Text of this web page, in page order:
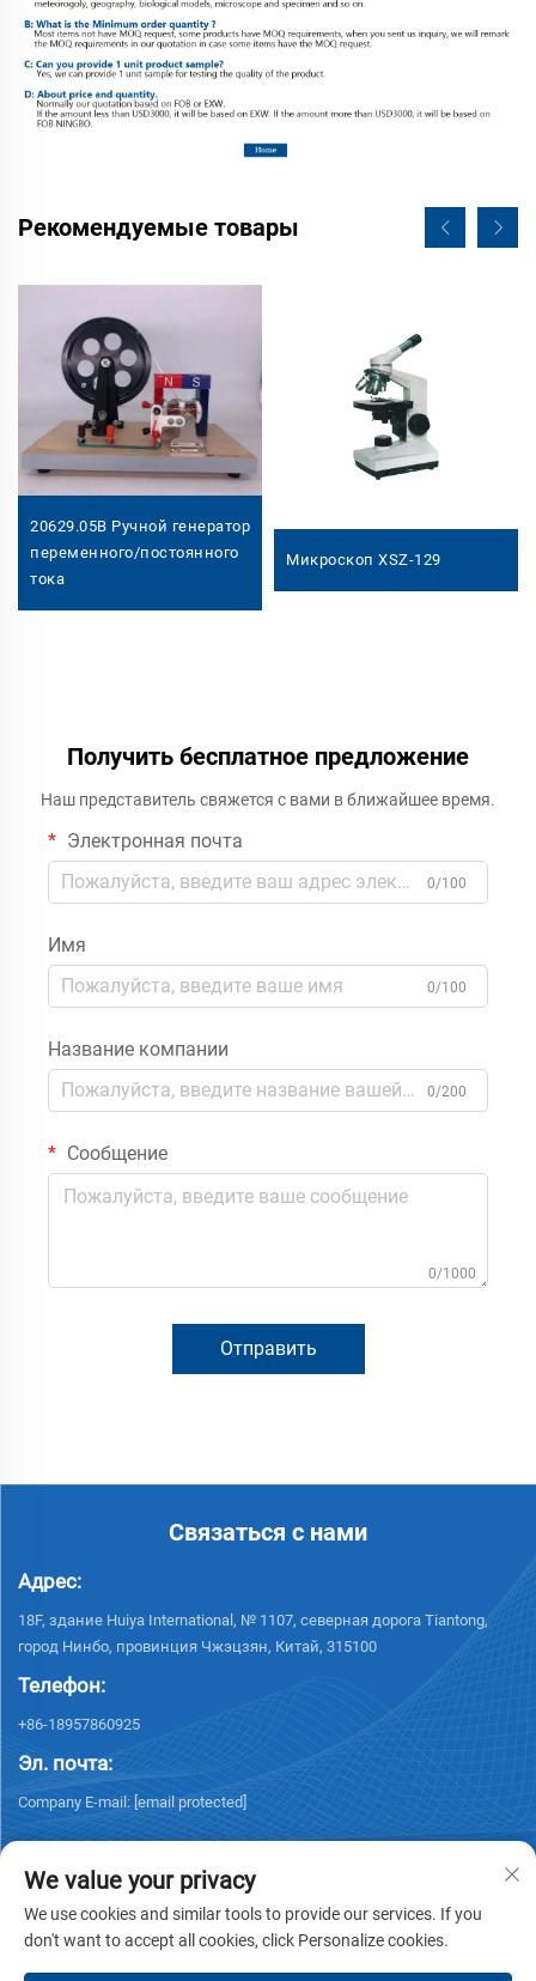
Рекомендуемые товары
20629.05B Ручной генератор
переменного/постоянного
тока
Микроскоп XSZ-129
Получить бесплатное предложение
Наш представитель свяжется с вами в ближайшее время.
Электронная почта
0/100
Имя
0/100
Название компании
0/200
Сообщение
0/1000
Отправить
Связаться с нами
Адрес:
18F, здание Huiya International, № 1107, северная дорога Tiantong,
город Нинбо, провинция Чжэцзян, Китай, 315100
Телефон:
+86-18957860925
Эл. почта:
Company E-mail: [email protected]
We value your privacy
We use cookies and similar tools to provide our services. If you
don't want to accept all cookies, click Personalize cookies.